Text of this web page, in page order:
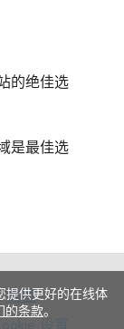
的绝佳选
是最佳选
美国.
设置
提供更好的在线体
的条款。